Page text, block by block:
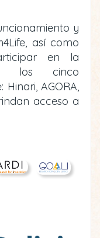
y
así como
en la
los cinco
AGORA,
acceso a